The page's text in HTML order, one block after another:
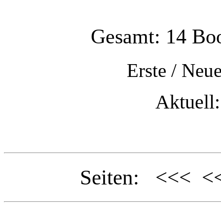
Gesamt: 14
Erste /
Seiten: <<<